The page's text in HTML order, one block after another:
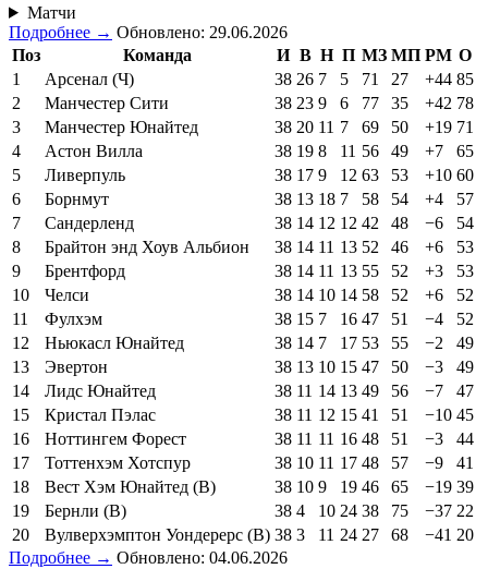
Матчи
Подробнее → Обновлено: 29.06.2026
Поз
Команда И В Н П МЗ МП РМ О
1
Арсенал (Ч) 38 26 7 5 71 27 +44 85
2
Манчестер Сити 38 23 9 6 77 35 +42 78
3
Манчестер Юнайтед 38 20 11 7 69 50 +19 71
4
Астон Вилла 38 19 8 11 56 49 +7
65
5
Ливерпуль 38 17 9 12 63 53 +10 60
6
Борнмут 38 13 18 7 58 54 +4
57
7
Сандерленд 38 14 12 12 42 48 −6
54
8
Брайтон энд Хоув Альбион 38 14 11 13 52 46 +6
53
9
Брентфорд 38 14 11 13 55 52 +3
53
10
Челси 38 14 10 14 58 52 +6
52
11
Фулхэм 38 15 7 16 47 51 −4
52
12
Ньюкасл Юнайтед 38 14 7 17 53 55 −2
49
13
Эвертон 38 13 10 15 47 50 −3
49
14
Лидс Юнайтед 38 11 14 13 49 56 −7
47
15
Кристал Пэлас 38 11 12 15 41 51 −10 45
16
Ноттингем Форест 38 11 11 16 48 51 −3
44
17
Тоттенхэм Хотспур 38 10 11 17 48 57 −9
41
18
Вест Хэм Юнайтед (В) 38 10 9 19 46 65 −19 39
19
Бернли (В) 38 4 10 24 38 75 −37 22
20
Вулверхэмптон Уондерерс (В) 38 3 11 24 27 68 −41 20
Подробнее → Обновлено: 04.06.2026